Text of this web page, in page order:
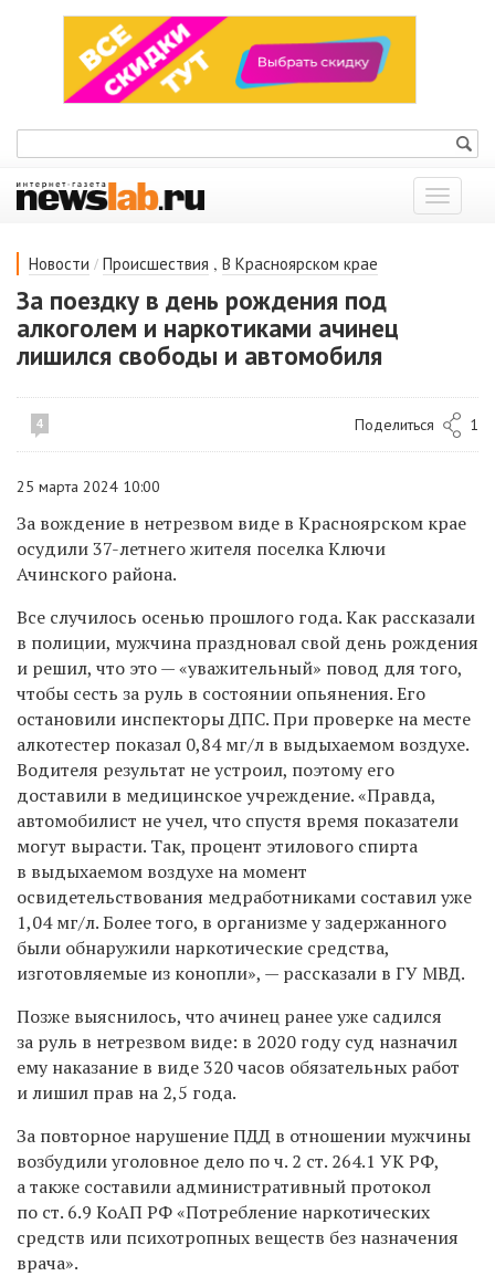
Показать
меню
Новости / Происшествия , В Красноярском крае
За поездку в день рождения под
алкоголем и наркотиками ачинец
лишился свободы и автомобиля
4 Поделиться 1
25 марта 2024 10:00
За вождение в нетрезвом виде в Красноярском крае
осудили 37-летнего жителя поселка Ключи
Ачинского района.
Все случилось осенью прошлого года. Как рассказали
в полиции, мужчина праздновал свой день рождения
и решил, что это — «уважительный» повод для того,
чтобы сесть за руль в состоянии опьянения. Его
остановили инспекторы ДПС. При проверке на месте
алкотестер показал 0,84 мг/л в выдыхаемом воздухе.
Водителя результат не устроил, поэтому его
доставили в медицинское учреждение. «Правда,
автомобилист не учел, что спустя время показатели
могут вырасти. Так, процент этилового спирта
в выдыхаемом воздухе на момент
освидетельствования медработниками составил уже
1,04 мг/л. Более того, в организме у задержанного
были обнаружили наркотические средства,
изготовляемые из конопли», — рассказали в ГУ МВД.
Позже выяснилось, что ачинец ранее уже садился
за руль в нетрезвом виде: в 2020 году суд назначил
ему наказание в виде 320 часов обязательных работ
и лишил прав на 2,5 года.
За повторное нарушение ПДД в отношении мужчины
возбудили уголовное дело по ч. 2 ст. 264.1 УК РФ,
а также составили административный протокол
по ст. 6.9 КоАП РФ «Потребление наркотических
средств или психотропных веществ без назначения
врача».